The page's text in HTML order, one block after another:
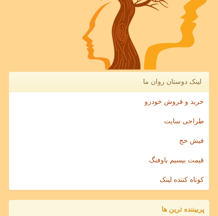
لینک دوستان روان ما
خرید و فروش خودرو
طراحی سایت
فیش حج
قیمت بیسیم باوفنگ
کوتاه کننده لینک
پربیننده ترین ها